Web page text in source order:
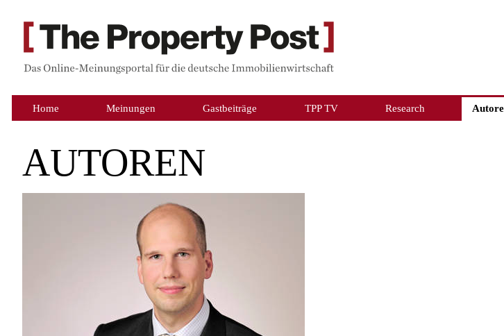
Home Meinungen Gastbeiträge TPP TV Research
AUTOREN